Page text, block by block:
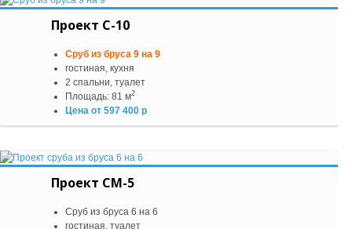
Проект С-10
Сруб из бруса 9 на 9
гостиная, кухня
2 спальни, туалет
Площадь: 81 м2
Цена от 597 400 р
Проект СМ-5
Сруб из бруса 6 на 6
гостиная, туалет